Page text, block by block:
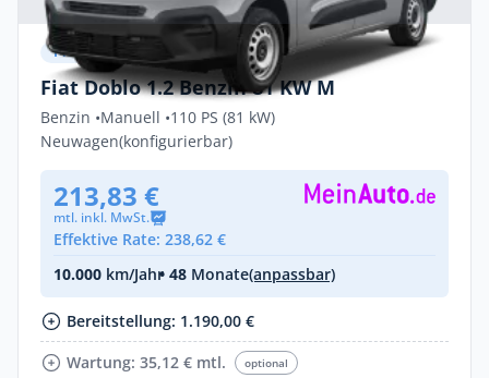
Privat & Gewerbe
Fiat Doblo 1.2 Benzin 81 KW M
Benzin •Manuell •110 PS (81 kW)
Neuwagen(konfigurierbar)
213,83 €
mtl. inkl. MwSt.
Effektive Rate: 238,62 €
10.000 km/Jahr• 48 Monate(anpassbar)
Bereitstellung: 1.190,00 €
Wartung: 35,12 € mtl.
optional